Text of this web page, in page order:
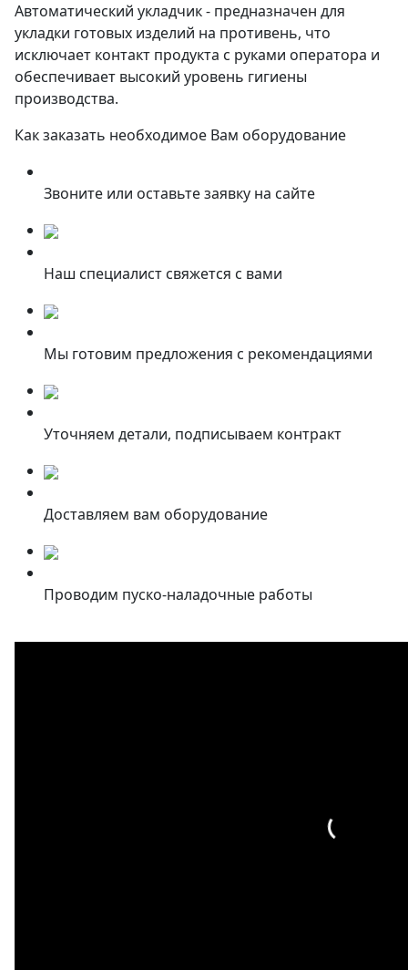
Автоматический укладчик - предназначен для
укладки готовых изделий на противень, что
исключает контакт продукта с руками оператора и
обеспечивает высокий уровень гигиены
производства.
Как заказать необходимое Вам оборудование
Звоните или оставьте заявку на сайте
Наш специалист свяжется с вами
Мы готовим предложения с рекомендациями
Уточняем детали, подписываем контракт
Доставляем вам оборудование
Проводим пуско-наладочные работы